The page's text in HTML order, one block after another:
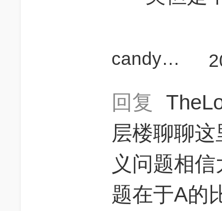
candycan700
回复
层楼聊聊
义问题相
题在于A的